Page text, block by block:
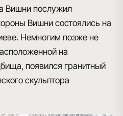
Вишни послужил
Вишни состоялись на
Немногим позже не
на
появился гранитный
скульптора